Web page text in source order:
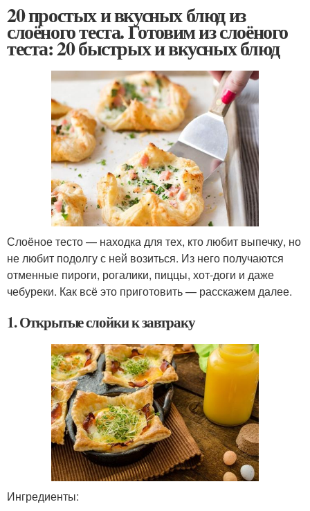
20 простых и вкусных блюд из
слоёного теста. Готовим из слоёного
теста: 20 быстрых и вкусных блюд
Слоёное тесто — находка для тех, кто любит выпечку, но
не любит подолгу с ней возиться. Из него получаются
отменные пироги, рогалики, пиццы, хот-доги и даже
чебуреки. Как всё это приготовить — расскажем далее.
1. Открытые слойки к завтраку
Ингредиенты: